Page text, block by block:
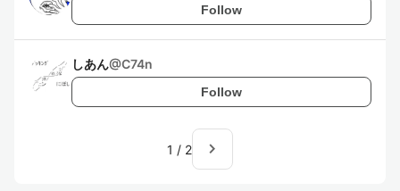
Follow
しあん@C74n
Follow
1 / 2 navigate_next